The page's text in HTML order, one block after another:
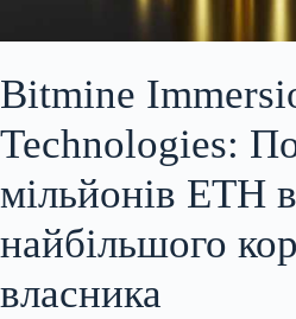
Bitmine
Technologies:
мільйонів ETH
найбільшого
власника